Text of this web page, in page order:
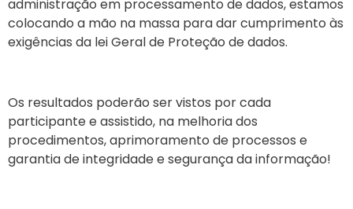
administração em processamento de dados, estamos
colocando a mão na massa para dar cumprimento às
exigências da lei Geral de Proteção de dados.
Os resultados poderão ser vistos por cada
participante e assistido, na melhoria dos
procedimentos, aprimoramento de processos e
garantia de integridade e segurança da informação!